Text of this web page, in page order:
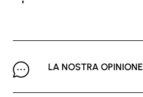
LA NOSTRA OPINIONE